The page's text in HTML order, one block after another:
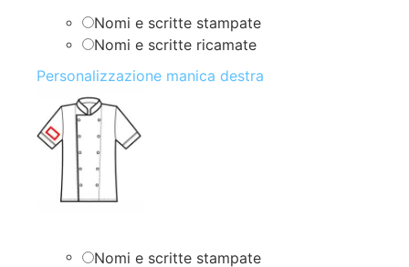
Nomi e scritte stampate
Nomi e scritte ricamate
Personalizzazione manica destra
Nomi e scritte stampate